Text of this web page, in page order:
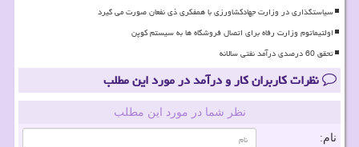
سیاستگذاری در وزارت جهادکشاورزی با همفکری ذی نفعان صورت می گیرد
اولتیماتوم وزارت رفاه برای اتصال فروشگاه ها به سیستم کوپن
تحقق 60 درصدی درآمد نفتی سالانه
نظرات کاربران کار و درآمد در مورد این مطلب
نظر شما در مورد این مطلب
نام: